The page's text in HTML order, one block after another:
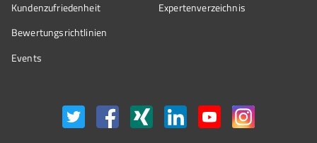
Kundenzufriedenheit
Bewertungs­richtlinien
Events
Expertenverzeichnis